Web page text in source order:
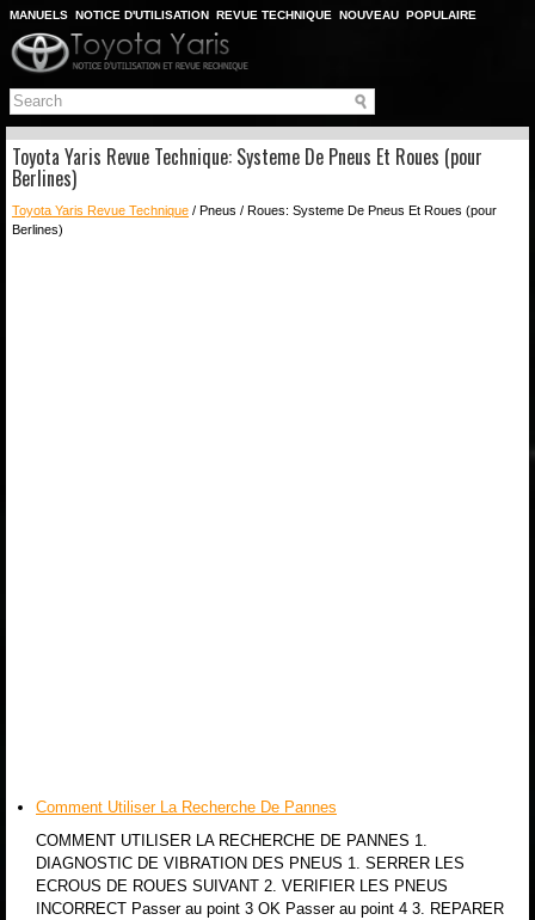
MANUELS NOTICE D'UTILISATION REVUE TECHNIQUE NOUVEAU POPULAIRE
PLAN DU SITE
CHERCHER
Toyota Yaris Revue Technique: Systeme De Pneus Et Roues (pour
Berlines)
Toyota Yaris Revue Technique / Pneus / Roues: Systeme De Pneus Et Roues (pour
Berlines)
Comment Utiliser La Recherche De Pannes
COMMENT UTILISER LA RECHERCHE DE PANNES 1.
DIAGNOSTIC DE VIBRATION DES PNEUS 1. SERRER LES
ECROUS DE ROUES SUIVANT 2. VERIFIER LES PNEUS
INCORRECT Passer au point 3 OK Passer au point 4 3. REPARER